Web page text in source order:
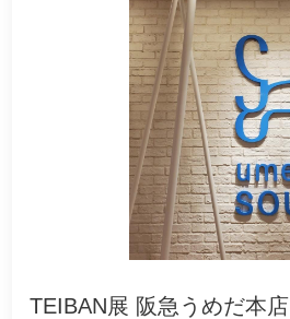
TEIBAN展 阪急うめだ本店